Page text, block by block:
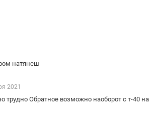
натянеш
2021
трудно Обратное возможно наоборот с т-40